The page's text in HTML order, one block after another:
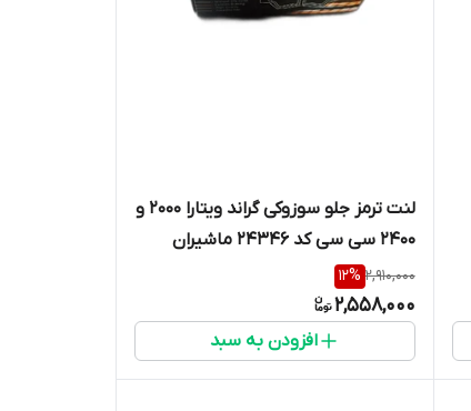
لنت ترمز جلو سوزوکی گراند ویتارا 2000 و
2400 سی سی کد 24346 ماشیران
2,910,000
12%
2,558,000
افزودن به سبد